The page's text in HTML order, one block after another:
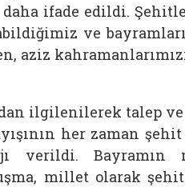
daha ifade edildi.
ve
aziz
ilgilenilerek talep
her zaman şehit
verildi. Bayramın
millet olarak